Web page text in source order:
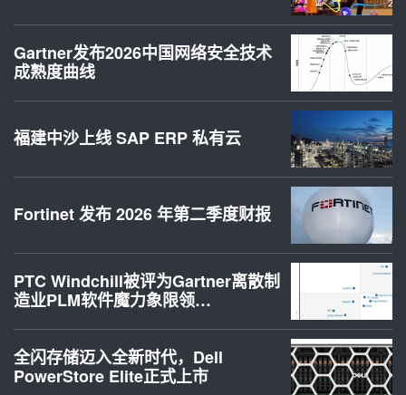
Gartner发布2026中国网络安全技术
成熟度曲线
福建中沙上线 SAP ERP 私有云
Fortinet 发布 2026 年第二季度财报
PTC Windchill被评为Gartner离散制
造业PLM软件魔力象限领…
全闪存储迈入全新时代，Dell
PowerStore Elite正式上市